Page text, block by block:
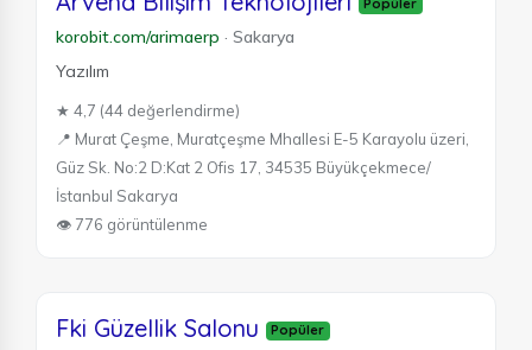
Popüler
korobit.com/arimaerp · Sakarya
Yazılım
★ 4,7 (44 değerlendirme)
📍 Murat Çeşme, Muratçeşme Mhallesi E-5 Karayolu üzeri,
Güz Sk. No:2 D:Kat 2 Ofis 17, 34535 Büyükçekmece/
İstanbul Sakarya
👁 776 görüntülenme
Fki Güzellik Salonu Popüler